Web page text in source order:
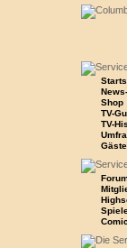
Shop
TV-
TV-